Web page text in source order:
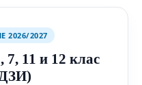
2026/2027
7, 11 и 12 клас